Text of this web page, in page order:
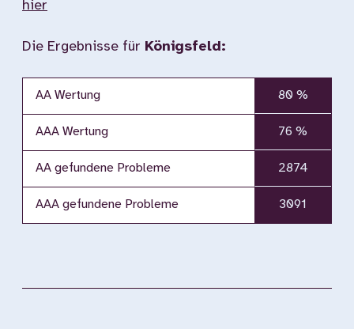
hier
Die Ergebnisse für Königsfeld:
AA Wertung 80 %
AAA Wertung 76 %
AA gefundene Probleme 2874
AAA gefundene Probleme 3091